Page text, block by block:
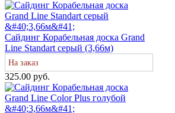
Сайдинг Корабельная доска Grand
Line Standart серый (3,66м)
На заказ
325.00 руб.